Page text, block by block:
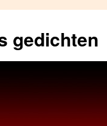
gedichten